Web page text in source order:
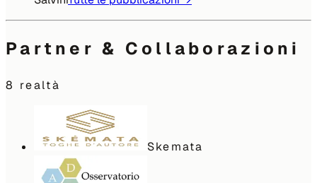
Partner & Collaborazioni
8 realtà
Skemata